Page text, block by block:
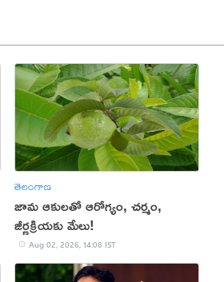
తెలంగాణ
జామ ఆకులతో ఆరోగ్యం, చర్మం,
జీర్ణక్రియకు మేలు!
Aug 02, 2026, 14:08 IST